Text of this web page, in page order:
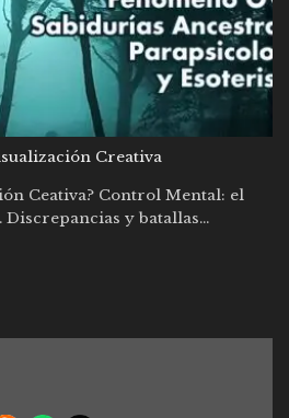
Creativa
Ceativa? Control Mental: el
y batallas...